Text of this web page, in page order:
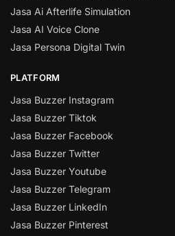
Jasa Ai Afterlife Simulation
Jasa AI Voice Clone
Jasa Persona Digital Twin
PLATFORM
Jasa Buzzer Instagram
Jasa Buzzer Tiktok
Jasa Buzzer Facebook
Jasa Buzzer Twitter
Jasa Buzzer Youtube
Jasa Buzzer Telegram
Jasa Buzzer LinkedIn
Jasa Buzzer Pinterest